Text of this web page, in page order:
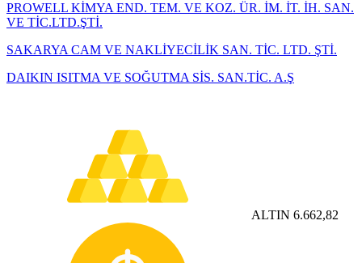
PROWELL KİMYA END. TEM. VE KOZ. ÜR. İM. İT. İH. SAN.
VE TİC.LTD.ŞTİ.
SAKARYA CAM VE NAKLİYECİLİK SAN. TİC. LTD. ŞTİ.
DAIKIN ISITMA VE SOĞUTMA SİS. SAN.TİC. A.Ş
ALTIN 6.662,82